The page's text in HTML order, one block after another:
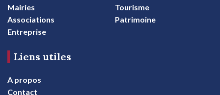
Mairies
Tourisme
Associations
Patrimoine
Entreprise
Liens utiles
A propos
Contact